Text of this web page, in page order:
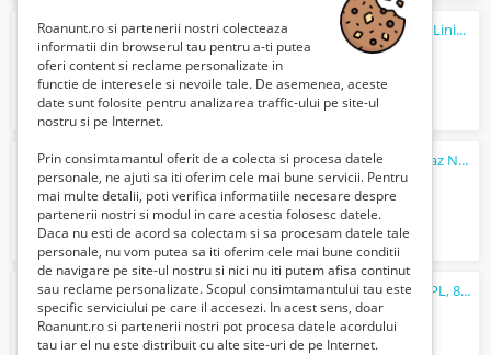
Friteuza profesionala, Ideal Inox, GPL, 8 l, Linia 630
Verifica cu vanzatorul
Friteuza profesionala dubla, Ideal Inox, Gaz Natural, 8+8 l, Linia 630
Verifica cu vanzatorul
Friteuza profesionala dubla, Ideal Inox, GPL, 8+8 l, Linia 630
Verifica cu vanzatorul
Roanunt.ro si partenerii nostri colecteaza
informatii din browserul tau pentru a-ti putea
oferi content si reclame personalizate in
functie de interesele si nevoile tale. De asemenea, aceste
date sunt folosite pentru analizarea traffic-ului pe site-ul
nostru si pe Internet.
Prin consimtamantul oferit de a colecta si procesa datele
personale, ne ajuti sa iti oferim cele mai bune servicii. Pentru
mai multe detalii, poti verifica informatiile necesare despre
partenerii nostri si modul in care acestia folosesc datele.
Daca nu esti de acord sa colectam si sa procesam datele tale
personale, nu vom putea sa iti oferim cele mai bune conditii
de navigare pe site-ul nostru si nici nu iti putem afisa continut
sau reclame personalizate. Scopul consimtamantului tau este
specific serviciului pe care il accesezi. In acest sens, doar
Roanunt.ro si partenerii nostri pot procesa datele acordului
tau iar el nu este distribuit cu alte site-uri de pe Internet.